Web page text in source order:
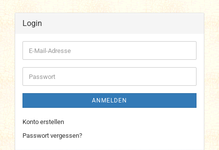
Login
E-
Mail-
Adresse
Passwort
ANMELDEN
Konto erstellen
Passwort vergessen?